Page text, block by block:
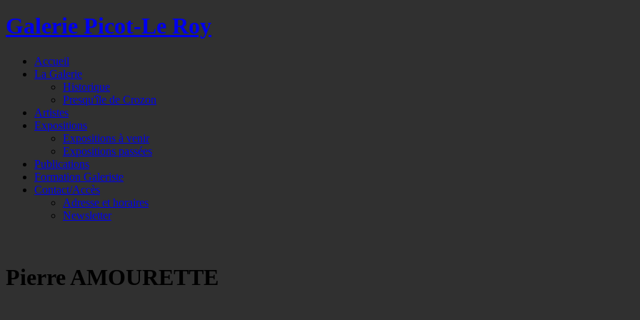
Galerie Picot-Le Roy
Accueil
La Galerie
Historique
Presqu'île de Crozon
Artistes
Expositions
Expositions à venir
Expositions passées
Publications
Formation Galeriste
Contact/Accès
Adresse et horaires
Newsletter
Pierre AMOURETTE